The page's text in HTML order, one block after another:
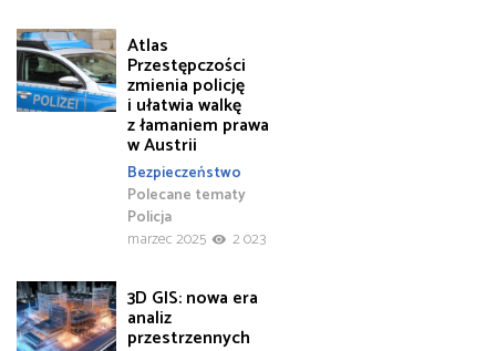
Atlas
Przestępczości
zmienia policję
i ułatwia walkę
z łamaniem prawa
w Austrii
Bezpieczeństwo
Polecane tematy
Policja
marzec 2025
2 023
3D GIS: nowa era
analiz
przestrzennych